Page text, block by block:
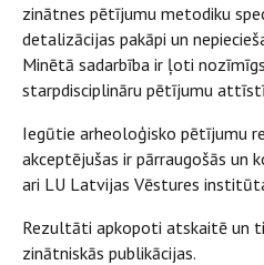
zinātnes pētījumu metodiku
detalizācijas pakāpi un
Minētā sadarbība ir ļoti
starpdisciplināru pētījumu
Iegūtie arheoloģisko pētījumu
akceptējušas ir pārraugošās un
ari LU Latvijas Vēstures
Rezultāti apkopoti atskaitē un
zinātniskās publikācijas.